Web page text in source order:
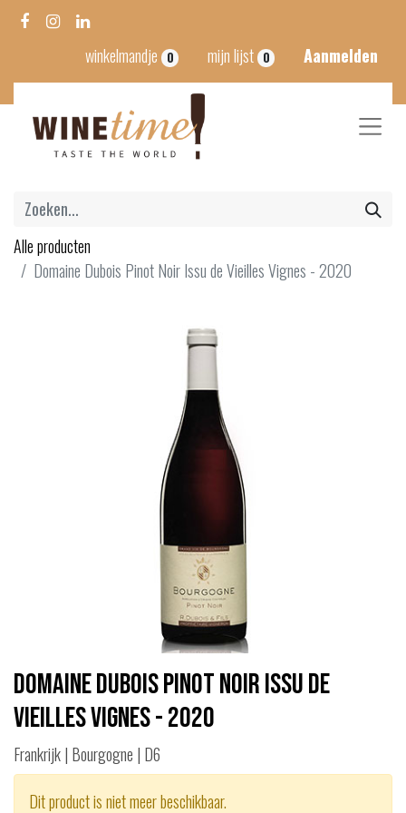
winkelmandje 0 mijn lijst 0 Aanmelden
Alle producten
Domaine Dubois Pinot Noir Issu de Vieilles Vignes - 2020
Domaine Dubois Pinot Noir Issu de
Vieilles Vignes - 2020
Frankrijk | Bourgogne | D6
Dit product is niet meer beschikbaar.